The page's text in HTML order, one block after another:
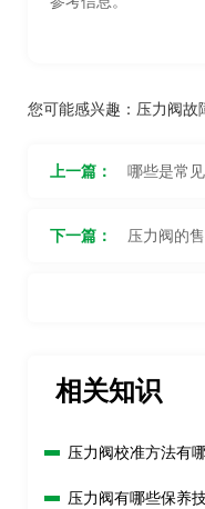
您可能感兴趣： 压力阀故
上一篇： 哪些是常
下一篇： 压力阀的
相关知识
压力阀校准方法有
压力阀有哪些保养